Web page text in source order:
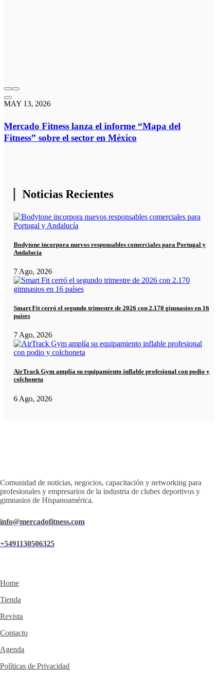
MAY 13, 2026
Mercado Fitness lanza el informe “Mapa del
Fitness” sobre el sector en México
Noticias Recientes
Bodytone incorpora nuevos responsables comerciales para Portugal y
Andalucía
7 Ago, 2026
Smart Fit cerró el segundo trimestre de 2026 con 2.170 gimnasios en 16
países
7 Ago, 2026
AirTrack Gym amplía su equipamiento inflable profesional con podio y
colchoneta
6 Ago, 2026
Comunidad de noticias, negocios, capacitación y networking para
profesionales y empresarios de la industria de clubes deportivos y
gimnasios de Hispanoamérica.
info@mercadofitness.com
+5491130506325
Home
Tienda
Revista
Contacto
Agenda
Políticas de Privacidad